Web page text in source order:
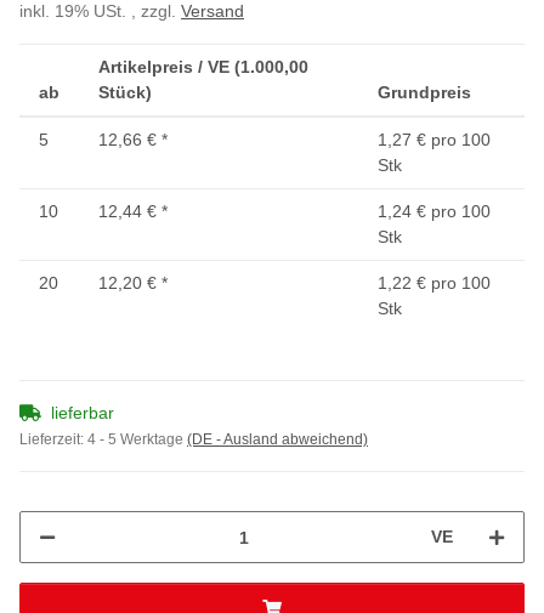
inkl. 19% USt. , zzgl. Versand
ab
Artikelpreis / VE (1.000,00
Stück)
Grundpreis
5 12,66 € *
1,27 € pro 100
Stk
10 12,44 € *
1,24 € pro 100
Stk
20 12,20 € *
1,22 € pro 100
Stk
lieferbar
Lieferzeit: 4 - 5 Werktage (DE - Ausland abweichend)
VE